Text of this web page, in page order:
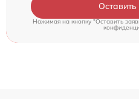
Нажимая на кнопку "Оставить